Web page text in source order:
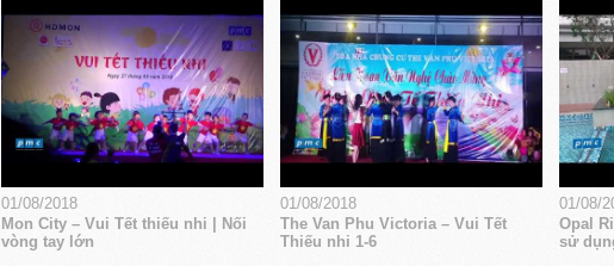
01/08/2018
Mon City – Vui Tết thiếu nhi | Nối
vòng tay lớn
01/08/2018
The Van Phu Victoria – Vui Tết
Thiếu nhi 1-6
01/08/
Opal
sử